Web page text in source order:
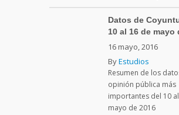
Datos de
10 al 16 de mayo
16 mayo, 2016
ByEstudios
Resumen de los
opinión pública más
importantes del 10
mayo de 2016